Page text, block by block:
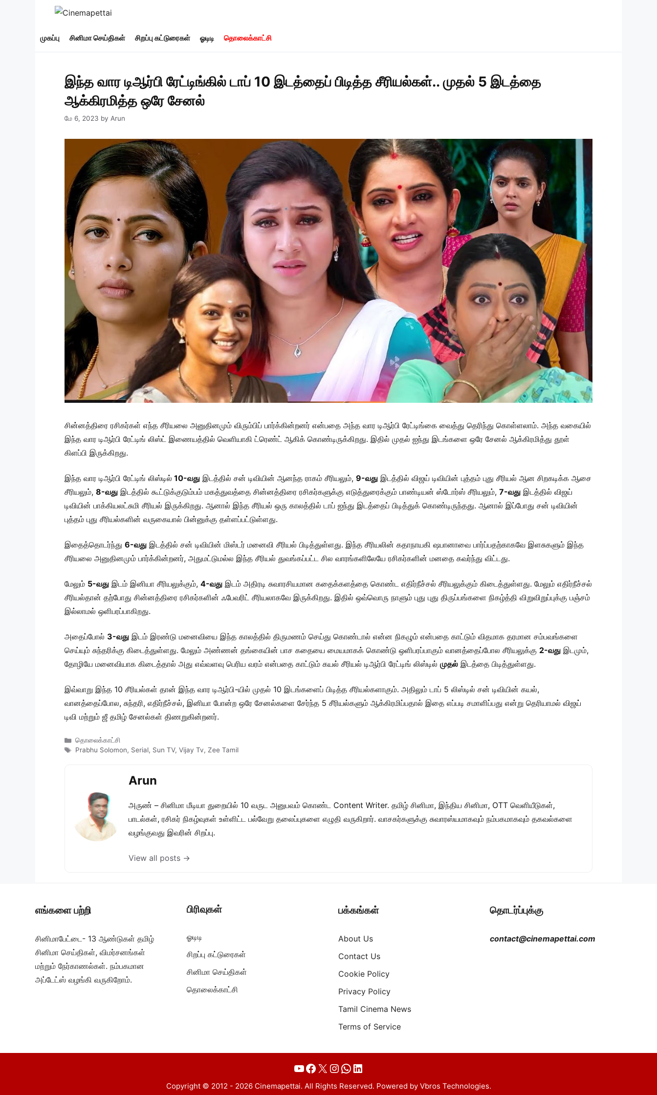
முகப்பு சினிமா செய்திகள் சிறப்பு கட்டுரைகள் ஓடிடி தொலைக்காட்சி
இந்த வார டிஆர்பி ரேட்டிங்கில் டாப் 10 இடத்தைப் பிடித்த சீரியல்கள்.. முதல் 5 இடத்தை
ஆக்கிரமித்த ஒரே சேனல்
மே 6, 2023 by Arun
சின்னத்திரை ரசிகர்கள் எந்த சீரியலை அனுதினமும் விரும்பிப் பார்க்கின்றனர் என்பதை அந்த வார டிஆர்பி ரேட்டிங்கை வைத்து தெரிந்து கொள்ளலாம். அந்த வகையில்
இந்த வார டிஆர்பி ரேட்டிங் லிஸ்ட் இணையத்தில் வெளியாகி ட்ரெண்ட் ஆகிக் கொண்டிருக்கிறது. இதில் முதல் ஐந்து இடங்களை ஒரே சேனல் ஆக்கிரமித்து தூள்
கிளப்பி இருக்கிறது.
இந்த வார டிஆர்பி ரேட்டிங் லிஸ்டில் 10-வது இடத்தில் சன் டிவியின் ஆனந்த ராகம் சீரியலும், 9-வது இடத்தில் விஜய் டிவியின் புத்தம் புது சீரியல் ஆன சிறகடிக்க ஆசை
சீரியலும், 8-வது இடத்தில் கூட்டுக்குடும்பம் மகத்துவத்தை சின்னத்திரை ரசிகர்களுக்கு எடுத்துரைக்கும் பாண்டியன் ஸ்டோர்ஸ் சீரியலும், 7-வது இடத்தில் விஜய்
டிவியின் பாக்கியலட்சுமி சீரியல் இருக்கிறது. ஆனால் இந்த சீரியல் ஒரு காலத்தில் டாப் ஐந்து இடத்தைப் பிடித்துக் கொண்டிருந்தது. ஆனால் இப்போது சன் டிவியின்
புத்தம் புது சீரியல்களின் வருகையால் பின்னுக்கு தள்ளப்பட்டுள்ளது.
இதைத்தொடர்ந்து 6-வது இடத்தில் சன் டிவியின் மிஸ்டர் மனைவி சீரியல் பிடித்துள்ளது. இந்த சீரியலின் கதாநாயகி ஷபானாவை பார்ப்பதற்காகவே இளசுகளும் இந்த
சீரியலை அனுதினமும் பார்க்கின்றனர், அதுமட்டுமல்ல இந்த சீரியல் துவங்கப்பட்ட சில வாரங்களிலேயே ரசிகர்களின் மனதை கவர்ந்து விட்டது.
மேலும் 5-வது இடம் இனியா சீரியலுக்கும், 4-வது இடம் அதிரடி சுவாரசியமான கதைக்களத்தை கொண்ட எதிர்நீச்சல் சீரியலுக்கும் கிடைத்துள்ளது. மேலும் எதிர்நீச்சல்
சீரியல்தான் தற்போது சின்னத்திரை ரசிகர்களின் ஃபேவரிட் சீரியலாகவே இருக்கிறது. இதில் ஒவ்வொரு நாளும் புது புது திருப்பங்களை நிகழ்த்தி விறுவிறுப்புக்கு பஞ்சம்
இல்லாமல் ஒளிபரப்பாகிறது.
அதைப்போல் 3-வது இடம் இரண்டு மனைவியை இந்த காலத்தில் திருமணம் செய்து கொண்டால் என்ன நிகழும் என்பதை காட்டும் விதமாக தரமான சம்பவங்களை
செய்யும் சுந்தரிக்கு கிடைத்துள்ளது. மேலும் அண்ணன் தங்கையின் பாச கதையை மையமாகக் கொண்டு ஒளிபரப்பாகும் வானத்தைப்போல சீரியலுக்கு 2-வது இடமும்,
தோழியே மனைவியாக கிடைத்தால் அது எவ்வளவு பெரிய வரம் என்பதை காட்டும் கயல் சீரியல் டிஆர்பி ரேட்டிங் லிஸ்டில் முதல் இடத்தை பிடித்துள்ளது.
இவ்வாறு இந்த 10 சீரியல்கள் தான் இந்த வார டிஆர்பி-யில் முதல் 10 இடங்களைப் பிடித்த சீரியல்களாகும். அதிலும் டாப் 5 லிஸ்டில் சன் டிவியின் கயல்,
வானத்தைப்போல, சுந்தரி, எதிர்நீச்சல், இனியா போன்ற ஒரே சேனல்களை சேர்ந்த 5 சீரியல்களும் ஆக்கிரமிப்பதால் இதை எப்படி சமாளிப்பது என்று தெரியாமல் விஜய்
டிவி மற்றும் ஜீ தமிழ் சேனல்கள் திணறுகின்றனர்.
Categories
தொலைக்காட்சி
Tags
Prabhu Solomon, Serial, Sun TV, Vijay Tv, Zee Tamil
Arun
அருண் – சினிமா மீடியா துறையில் 10 வருட அனுபவம் கொண்ட Content Writer. தமிழ் சினிமா, இந்திய சினிமா, OTT வெளியீடுகள்,
பாடல்கள், ரசிகர் நிகழ்வுகள் உள்ளிட்ட பல்வேறு தலைப்புகளை எழுதி வருகிறார். வாசகர்களுக்கு சுவாரஸ்யமாகவும் நம்பகமாகவும் தகவல்களை
வழங்குவது இவரின் சிறப்பு.
View all posts →
எங்களை பற்றி
சினிமாபேட்டை- 13 ஆண்டுகள் தமிழ்
சினிமா செய்திகள், விமர்சனங்கள்
மற்றும் நேர்காணல்கள். நம்பகமான
அப்டேட்ஸ் வழங்கி வருகிறோம்.
பிரிவுகள்
ஓடிடி
சிறப்பு கட்டுரைகள்
சினிமா செய்திகள்
தொலைக்காட்சி
பக்கங்கள்
About Us
Contact Us
Cookie Policy
Privacy Policy
Tamil Cinema News
Terms of Service
தொடர்ப்புக்கு
contact@cinemapettai.com
YouTube
Facebook
X Instagram
WhatsApp
LinkedIn
Copyright © 2012 - 2026 Cinemapettai. All Rights Reserved. Powered by Vbros Technologies.